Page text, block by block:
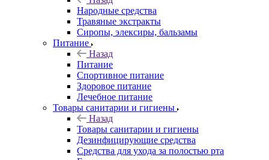
Народные средства
Травяные экстракты
Сиропы, элексиры, бальзамы
Питание
Назад
Питание
Спортивное питание
Здоровое питание
Лечебное питание
Товары санитарии и гигиены
Назад
Товары санитарии и гигиены
Дезинфицирующие средства
Средства для ухода за полостью рта